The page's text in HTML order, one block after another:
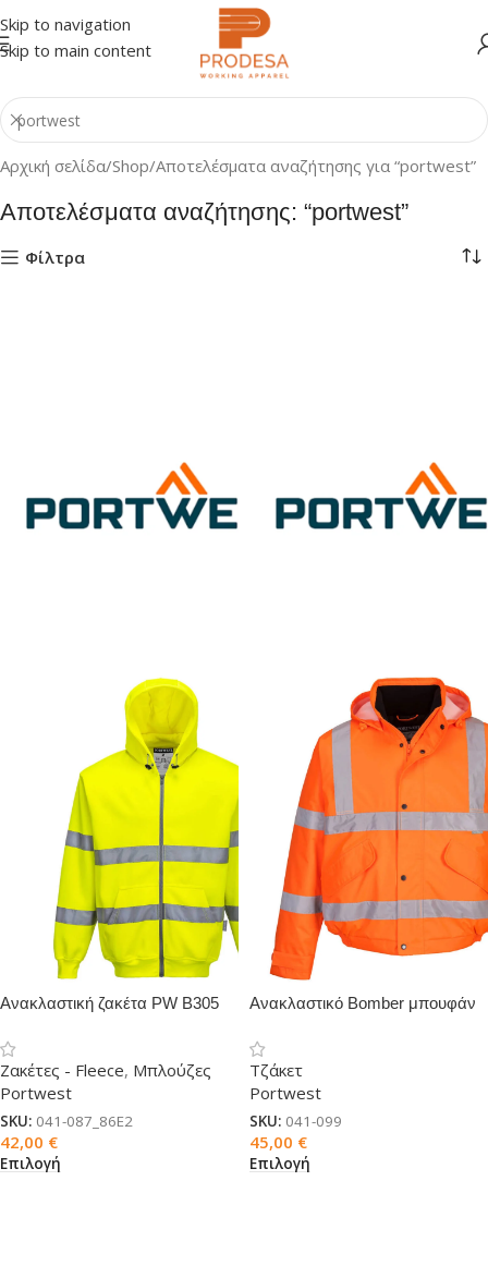
Skip to navigation
Skip to main content
Αρχική σελίδα Shop Αποτελέσματα αναζήτησης για “portwest”
Αποτελέσματα αναζήτησης: “portwest”
Φίλτρα
Ανακλαστική ζακέτα PW B305
Ζακέτες - Fleece, Μπλούζες
Portwest
SKU: 041-087_86E2
42,00 €
Επιλογή
Ανακλαστικό Bomber μπουφάν
Τζάκετ
Portwest
SKU: 041-099
45,00 €
Επιλογή